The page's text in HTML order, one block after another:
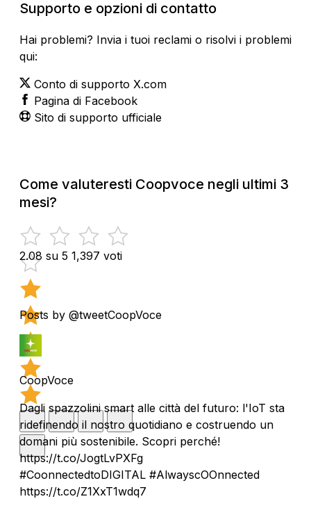
Supporto e opzioni di contatto
Hai problemi? Invia i tuoi reclami o risolvi i problemi
qui:
Conto di supporto X.com
Pagina di Facebook
Sito di supporto ufficiale
Come valuteresti Coopvoce negli ultimi 3
mesi?
2.08 su 5 1,397 voti
Posts by @tweetCoopVoce
CoopVoce
Dagli spazzolini smart alle città del futuro: l'IoT sta
ridefinendo il nostro quotidiano e costruendo un
domani più sostenibile. Scopri perché!
https://t.co/JogtLvPXFg
#CoonnectedtoDIGITAL #AlwayscOOnnected
https://t.co/Z1XxT1wdq7